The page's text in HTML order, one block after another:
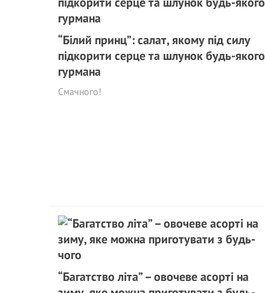
“Білий принц”: салат, якому під силу
підкорити серце та шлунок будь-якого
гурмана
Смачного!
“Багатство літа” – овочеве асорті на